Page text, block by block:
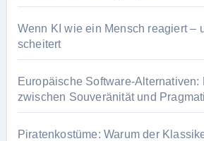
Wenn KI wie ein Mensch reagiert –
scheitert
Europäische Software-Alternativen:
zwischen Souveränität und
Piratenkostüme: Warum der